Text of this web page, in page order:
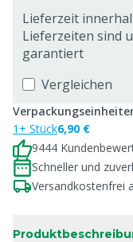
Lieferzeit
Lieferzeiten sind
garantiert
Vergleichen
1+ Stück6,90 €
9444
Schneller und
Versandkostenfrei